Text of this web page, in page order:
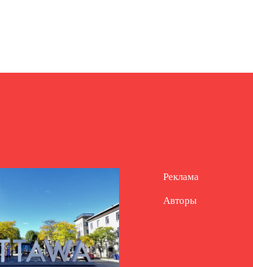
Реклама
Авторы